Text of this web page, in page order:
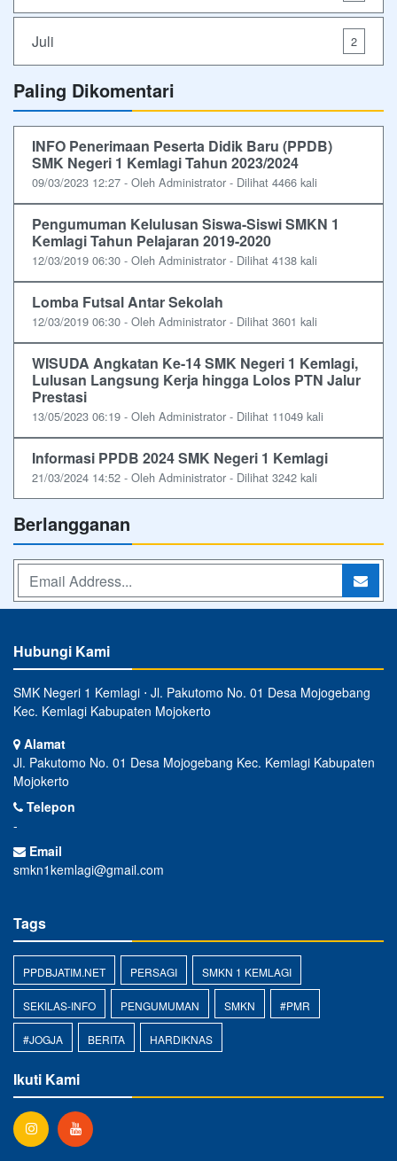
Juli 2
Paling Dikomentari
INFO Penerimaan Peserta Didik Baru (PPDB)
SMK Negeri 1 Kemlagi Tahun 2023/2024
09/03/2023 12:27 - Oleh Administrator - Dilihat 4466 kali
Pengumuman Kelulusan Siswa-Siswi SMKN 1
Kemlagi Tahun Pelajaran 2019-2020
12/03/2019 06:30 - Oleh Administrator - Dilihat 4138 kali
Lomba Futsal Antar Sekolah
12/03/2019 06:30 - Oleh Administrator - Dilihat 3601 kali
WISUDA Angkatan Ke-14 SMK Negeri 1 Kemlagi,
Lulusan Langsung Kerja hingga Lolos PTN Jalur
Prestasi
13/05/2023 06:19 - Oleh Administrator - Dilihat 11049 kali
Informasi PPDB 2024 SMK Negeri 1 Kemlagi
21/03/2024 14:52 - Oleh Administrator - Dilihat 3242 kali
Berlangganan
Hubungi Kami
SMK Negeri 1 Kemlagi ⋅ Jl. Pakutomo No. 01 Desa Mojogebang
Kec. Kemlagi Kabupaten Mojokerto
Alamat
Jl. Pakutomo No. 01 Desa Mojogebang Kec. Kemlagi Kabupaten
Mojokerto
Telepon
-
Email
smkn1kemlagi@gmail.com
Tags
PPDBJATIM.NET PERSAGI SMKN 1 KEMLAGI
SEKILAS-INFO PENGUMUMAN SMKN #PMR
#JOGJA BERITA HARDIKNAS
Ikuti Kami